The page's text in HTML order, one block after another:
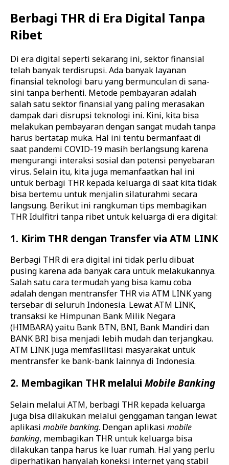
Berbagi THR di Era Digital Tanpa
Ribet
Di era digital seperti sekarang ini, sektor finansial
telah banyak terdisrupsi. Ada banyak layanan
finansial teknologi baru yang bermunculan di sana-
sini tanpa berhenti. Metode pembayaran adalah
salah satu sektor finansial yang paling merasakan
dampak dari disrupsi teknologi ini. Kini, kita bisa
melakukan pembayaran dengan sangat mudah tanpa
harus bertatap muka. Hal ini tentu bermanfaat di
saat pandemi COVID-19 masih berlangsung karena
mengurangi interaksi sosial dan potensi penyebaran
virus. Selain itu, kita juga memanfaatkan hal ini
untuk berbagi THR kepada keluarga di saat kita tidak
bisa bertemu untuk menjalin silaturahmi secara
langsung. Berikut ini rangkuman tips membagikan
THR Idulfitri tanpa ribet untuk keluarga di era digital:
1. Kirim THR dengan Transfer via ATM LINK
Berbagi THR di era digital ini tidak perlu dibuat
pusing karena ada banyak cara untuk melakukannya.
Salah satu cara termudah yang bisa kamu coba
adalah dengan mentransfer THR via ATM LINK yang
tersebar di seluruh Indonesia. Lewat ATM LINK,
transaksi ke Himpunan Bank Milik Negara
(HIMBARA) yaitu Bank BTN, BNI, Bank Mandiri dan
BANK BRI bisa menjadi lebih mudah dan terjangkau.
ATM LINK juga memfasilitasi masyarakat untuk
mentransfer ke bank-bank lainnya di Indonesia.
2. Membagikan THR melalui Mobile Banking
Selain melalui ATM, berbagi THR kepada keluarga
juga bisa dilakukan melalui genggaman tangan lewat
aplikasi mobile banking. Dengan aplikasi mobile
banking, membagikan THR untuk keluarga bisa
dilakukan tanpa harus ke luar rumah. Hal yang perlu
diperhatikan hanyalah koneksi internet yang stabil